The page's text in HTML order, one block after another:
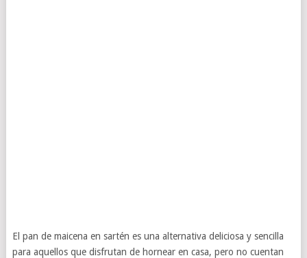
El pan de maicena en sartén es una alternativa deliciosa y sencilla
para aquellos que disfrutan de hornear en casa, pero no cuentan